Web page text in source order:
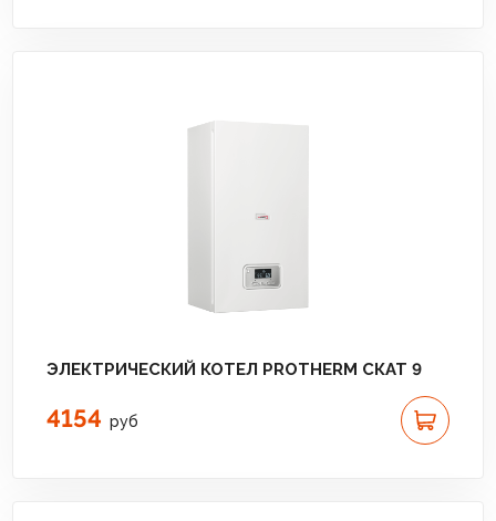
ЭЛЕКТРИЧЕСКИЙ КОТЕЛ PROTHERM СКАТ 9
4154 руб